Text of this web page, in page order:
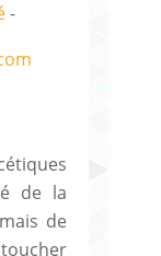
-
de la
de